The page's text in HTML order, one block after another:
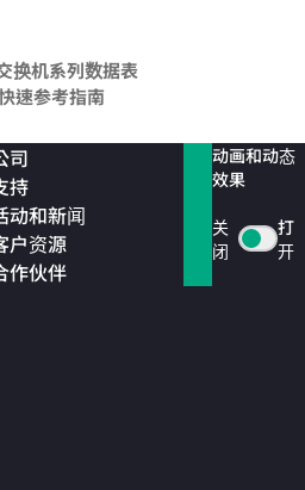
换机系列数据表
速参考指南
司
持
动和新闻
户资源
作伙伴
动画和动态
效果
关
闭
打
开